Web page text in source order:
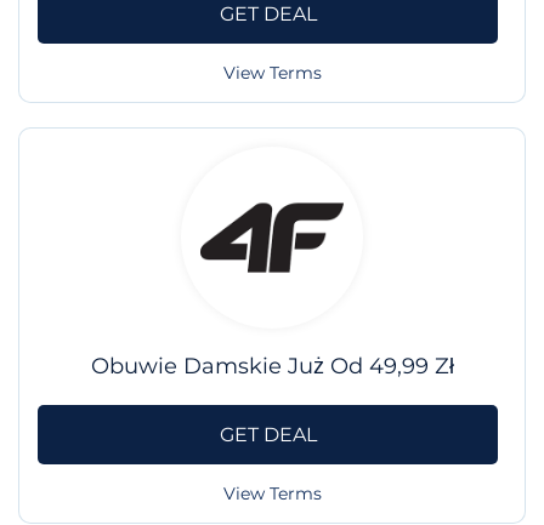
GET DEAL
View Terms
Obuwie Damskie Już Od 49,99 Zł
GET DEAL
View Terms